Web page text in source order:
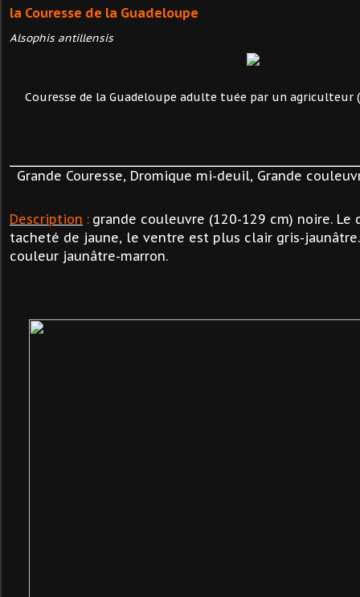
la Couresse de la Guadeloupe
Alsophis antillensis
Couresse de la Guadeloupe adulte tuée par un agriculteur
Grande Couresse, Dromique mi-deuil, Grande
Description : grande couleuvre (120-129 cm) noire. Le
tacheté de jaune, le ventre est plus clair gris-
couleur jaunâtre-marron.